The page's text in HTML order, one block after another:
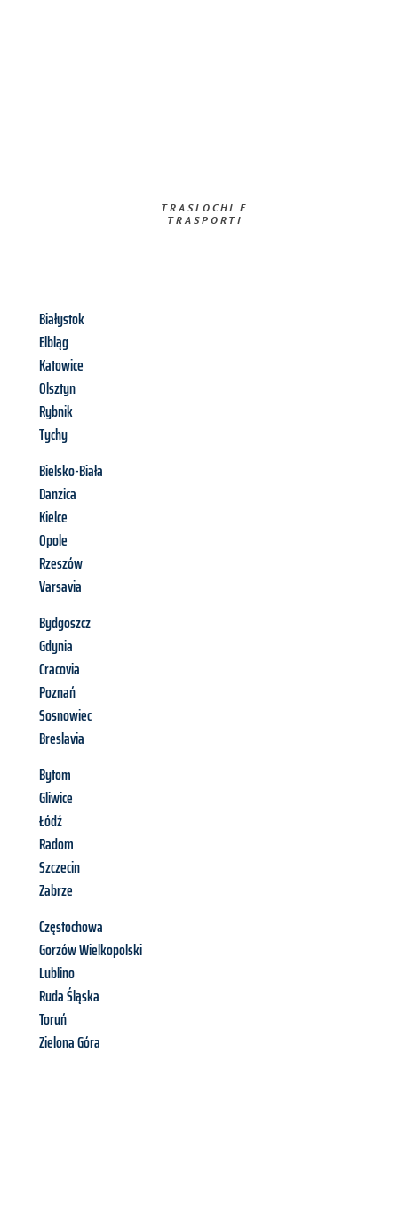
TRASLOCHI E
TRASPORTI​
Białystok
Elbląg
Katowice
Olsztyn
Rybnik
Tychy
Bielsko-Biała
Danzica
Kielce
Opole
Rzeszów
Varsavia
Bydgoszcz
Gdynia
Cracovia
Poznań
Sosnowiec
Breslavia
Bytom
Gliwice
Łódź
Radom
Szczecin
Zabrze
Częstochowa
Gorzów Wielkopolski
Lublino
Ruda Śląska
Toruń
Zielona Góra